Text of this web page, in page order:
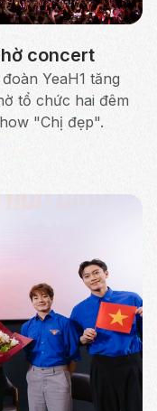
concert
YeaH1 tăng
tổ chức hai đêm
"Chị đẹp".